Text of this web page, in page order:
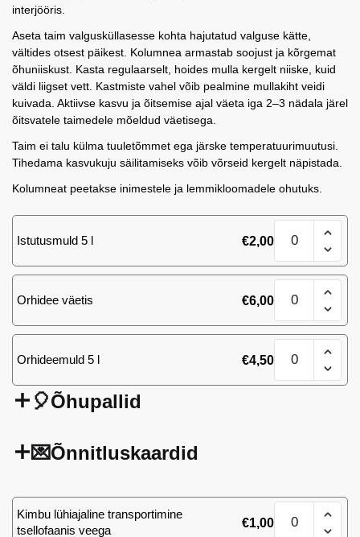
interjööris.
Aseta taim valgusküllasesse kohta hajutatud valguse kätte,
vältides otsest päikest. Kolumnea armastab soojust ja kõrgemat
õhuniiskust. Kasta regulaarselt, hoides mulla kergelt niiske, kuid
väldi liigset vett. Kastmiste vahel võib pealmine mullakiht veidi
kuivada. Aktiivse kasvu ja õitsemise ajal väeta iga 2–3 nädala järel
õitsvatele taimedele mõeldud väetisega.
Taim ei talu külma tuuletõmmet ega järske temperatuurimuutusi.
Tihedama kasvukuju säilitamiseks võib võrseid kergelt näpistada.
Kolumneat peetakse inimestele ja lemmikloomadele ohutuks.
Istutusmuld 5 l €2,00
Kolumnea
kogus
Orhidee väetis €6,00
Kolumnea
kogus
Orhideemuld 5 l €4,50
Kolumnea
kogus
🎈Õhupallid
💌Õnnitluskaardid
Kimbu lühiajaline transportimine
tsellofaanis veega
€1,00
Kolumnea
kogus